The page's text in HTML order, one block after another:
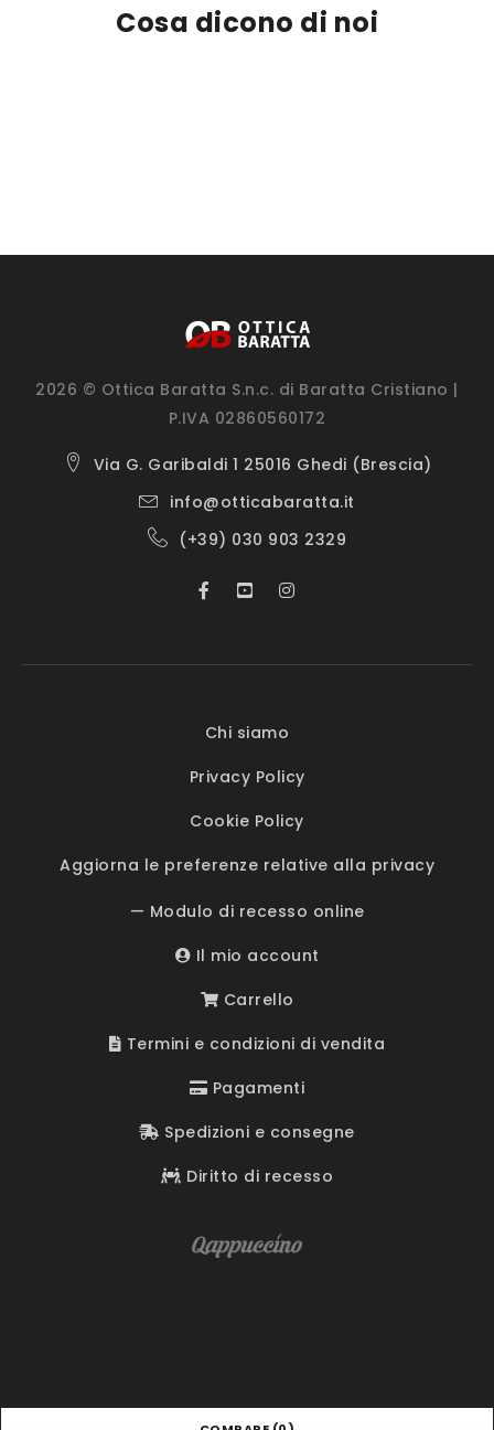
Cosa dicono di noi
2026 © Ottica Baratta S.n.c. di Baratta Cristiano |
P.IVA 02860560172
Via G. Garibaldi 1 25016 Ghedi (Brescia)
info@otticabaratta.it
(+39) 030 903 2329
Chi siamo
Privacy Policy
Cookie Policy
Aggiorna le preferenze relative alla privacy
— Modulo di recesso online
Il mio account
Carrello
Termini e condizioni di vendita
Pagamenti
Spedizioni e consegne
Diritto di recesso